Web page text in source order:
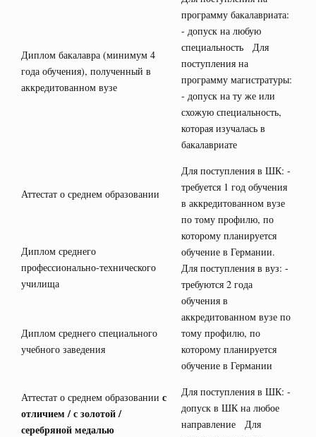
Диплом бакалавра (минимум 4
года обучения), полученный в
аккредитованном вузе
программу бакалавриата:
- допуск на любую
специальность Для
поступления на
программу магистратуры:
- допуск на ту же или
схожую специальность,
которая изучалась в
бакалавриате
Аттестат о среднем образовании
Для поступления в ШК: -
требуется 1 год обучения
в аккредитованном вузе
по тому профилю, по
которому планируется
обучение в Германии.
Для поступления в вуз: -
требуются 2 года
обучения в
аккредитованном вузе по
тому профилю, по
которому планируется
обучение в Германии
Диплом среднего
профессионально-технического
училища
Диплом среднего специального
учебного заведения
Аттестат о среднем образовании с
отличием / с золотой /
серебряной медалью
Для поступления в ШК: -
допуск в ШК на любое
направление Для